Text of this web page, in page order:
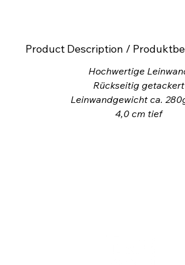
Product Description /
Hochwertige
Rückseitig getackert
Leinwandgewicht ca.
4,0 cm tief